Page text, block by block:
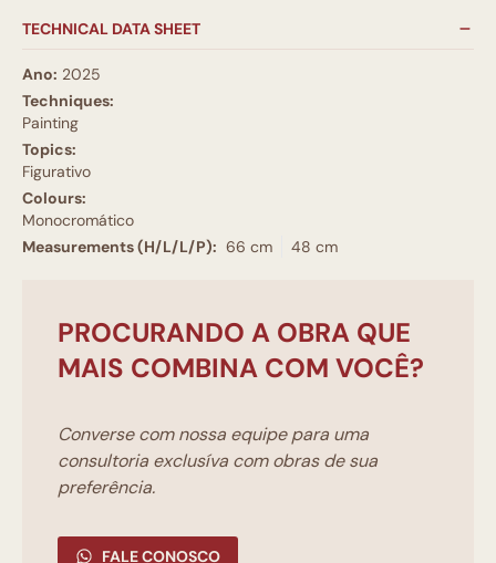
TECHNICAL DATA SHEET
Ano: 2025
Techniques:
Painting
Topics:
Figurativo
Colours:
Monocromático
Measurements (H/L/L/P): 66 cm 48 cm
PROCURANDO A OBRA QUE
MAIS COMBINA COM VOCÊ?
Converse com nossa equipe para uma
consultoria exclusíva com obras de sua
preferência.
FALE CONOSCO